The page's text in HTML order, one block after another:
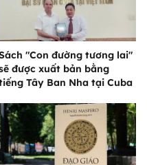
"Con đường tương lai"
được xuất bản bằng
Tây Ban Nha tại Cuba